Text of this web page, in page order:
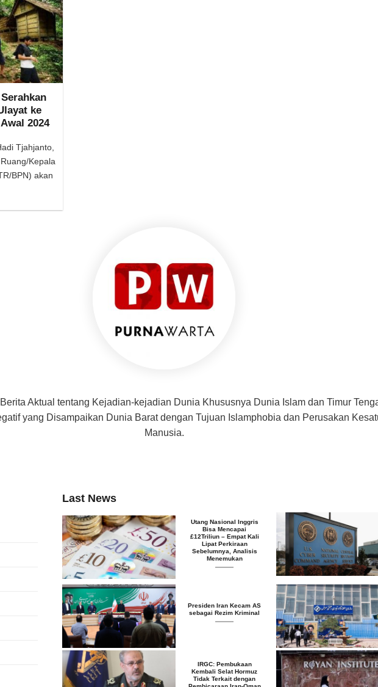
ke
2024
Tjahjanto,
Kepala
BPN) akan
Aktual tentang Kejadian-kejadian Dunia Khususnya Dunia Islam dan Timur
yang Disampaikan Dunia Barat dengan Tujuan Islamphobia dan Perusakan
Manusia.
Last News
Utang Nasional Inggris
Bisa Mencapai
£12Triliun – Empat Kali
Lipat Perkiraan
Sebelumnya, Analisis
Menemukan
Presiden Iran Kecam AS
sebagai Rezim Kriminal
IRGC: Pembukaan
Kembali Selat Hormuz
Tidak Terkait dengan